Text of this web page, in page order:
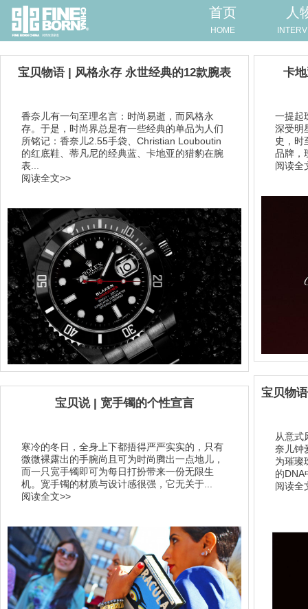
首页
HOME
人
宝贝物语 | 风格永存 永世经典的12款腕表
香奈儿有一句至理名言：时尚易逝，而风格永
存。于是，时尚界总是有一些经典的单品为人们
所铭记：香奈儿2.55手袋、Christian Louboutin
的红底鞋、蒂凡尼的经典蓝、卡地亚的猎豹在腕
表...
阅读全文>>
卡
一提起
深受明
史，时
品牌，
阅读全
宝贝物
从意式
奈儿钟
为璀璨
的DNA
阅读全
宝贝说 | 宽手镯的个性宣言
寒冷的冬日，全身上下都捂得严严实实的，只有
微微裸露出的手腕尚且可为时尚腾出一点地儿，
而一只宽手镯即可为每日打扮带来一份无限生
机。宽手镯的材质与设计感很强，它无关于...
阅读全文>>